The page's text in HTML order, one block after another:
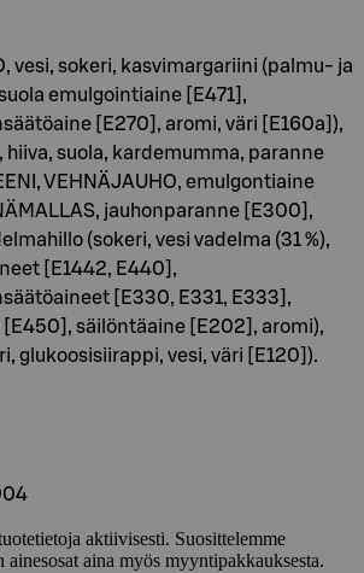
vesi, sokeri, kasvimargariini (palmu- ja
emulgointiaine [E471],
[E270], aromi, väri [E160a]),
hiiva, suola, kardemumma, paranne
VEHNÄJAUHO, emulgontiaine
jauhonparanne [E300],
(sokeri, vesi vadelma (31 %),
[E1442, E440],
[E330, E331, E333],
säilöntäaine [E202], aromi),
glukoosisiirappi, vesi, väri [E120]).
aktiivisesti. Suosittelemme
aina myös myyntipakkauksesta.